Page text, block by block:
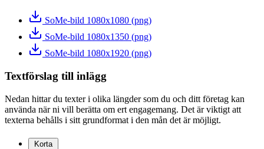
SoMe-bild 1080x1080 (png)
SoMe-bild 1080x1350 (png)
SoMe-bild 1080x1920 (png)
Textförslag till inlägg
Nedan hittar du texter i olika längder som du och ditt företag kan
använda när ni vill berätta om ert engagemang. Det är viktigt att
texterna behålls i sitt grundformat i den mån det är möjligt.
Korta